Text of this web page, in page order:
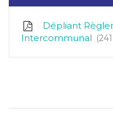
Dépliant
Intercommunal